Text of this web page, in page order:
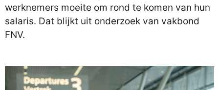
werknemers moeite om rond te komen van hun
salaris. Dat blijkt uit onderzoek van vakbond
FNV.